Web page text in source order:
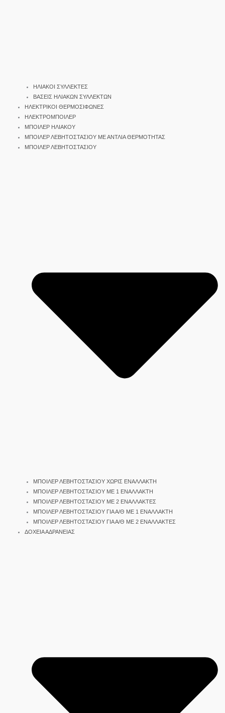
ΗΛΙΑΚΟΙ ΣΥΛΛΕΚΤΕΣ
ΒΑΣΕΙΣ ΗΛΙΑΚΩΝ ΣΥΛΛΕΚΤΩΝ
ΗΛΕΚΤΡΙΚΟΙ ΘΕΡΜΟΣΙΦΩΝΕΣ
ΗΛΕΚΤΡΟΜΠΟΙΛΕΡ
ΜΠΟΙΛΕΡ ΗΛΙΑΚΟΥ
ΜΠΟΙΛΕΡ ΛΕΒΗΤΟΣΤΑΣΙΟΥ ΜΕ ΑΝΤΛΙΑ ΘΕΡΜΟΤΗΤΑΣ
ΜΠΟΙΛΕΡ ΛΕΒΗΤΟΣΤΑΣΙΟΥ
ΜΠΟΙΛΕΡ ΛΕΒΗΤΟΣΤΑΣΙΟΥ ΧΩΡΙΣ ΕΝΑΛΛΑΚΤΗ
ΜΠΟΙΛΕΡ ΛΕΒΗΤΟΣΤΑΣΙΟΥ ΜΕ 1 ΕΝΑΛΛΑΚΤΗ
ΜΠΟΙΛΕΡ ΛΕΒΗΤΟΣΤΑΣΙΟΥ ΜΕ 2 ΕΝΑΛΛΑΚΤΕΣ
ΜΠΟΙΛΕΡ ΛΕΒΗΤΟΣΤΑΣΙΟΥ ΓΙΑ Α/Θ ΜΕ 1 ΕΝΑΛΛΑΚΤΗ
ΜΠΟΙΛΕΡ ΛΕΒΗΤΟΣΤΑΣΙΟΥ ΓΙΑ Α/Θ ΜΕ 2 ΕΝΑΛΛΑΚΤΕΣ
ΔΟΧΕΙΑ ΑΔΡΑΝΕΙΑΣ